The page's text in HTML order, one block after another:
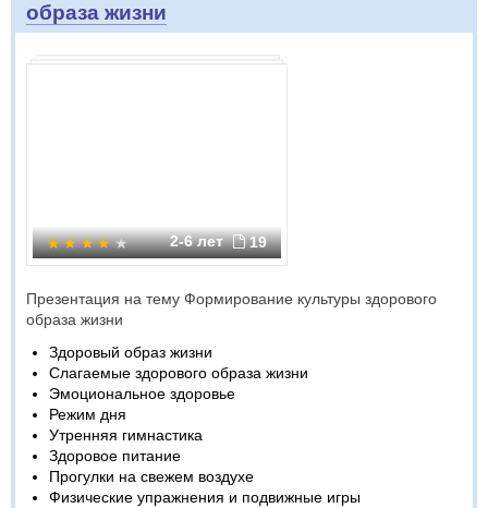
образа жизни
2-6 лет 19
Презентация на тему Формирование культуры здорового
образа жизни
Здоровый образ жизни
Слагаемые здорового образа жизни
Эмоциональное здоровье
Режим дня
Утренняя гимнастика
Здоровое питание
Прогулки на свежем воздухе
Физические упражнения и подвижные игры